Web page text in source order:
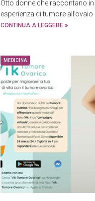
Otto donne che raccontano
esperienza di tumore
CONTINUA A LEGGERE
MEDICINA